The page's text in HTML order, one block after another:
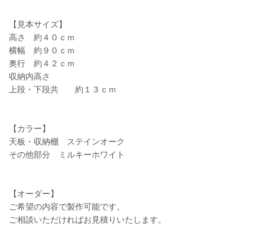
【見本サイズ】
高さ 約４０ｃｍ
横幅 約９０ｃｍ
奥行 約４２ｃｍ
収納内高さ
上段・下段共 約１３ｃｍ
【カラー】
天板・収納棚 ステインオーク
その他部分 ミルキーホワイト
【オーダー】
ご希望の内容で製作可能です。
ご相談いただければお見積りいたします。